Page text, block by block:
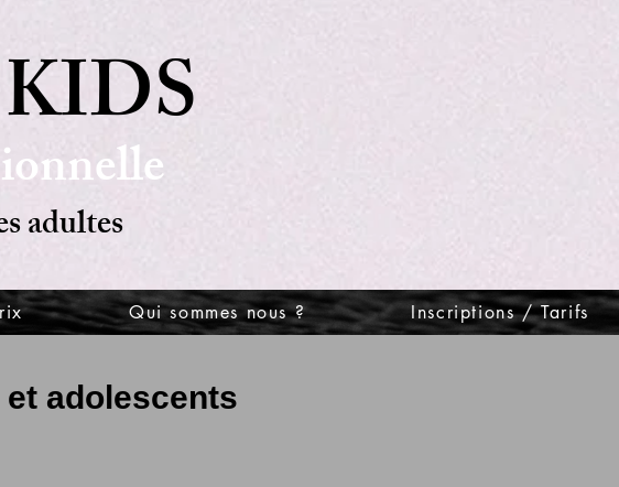
adultes
Qui sommes nous ? Inscriptions / Tarifs
adolescents